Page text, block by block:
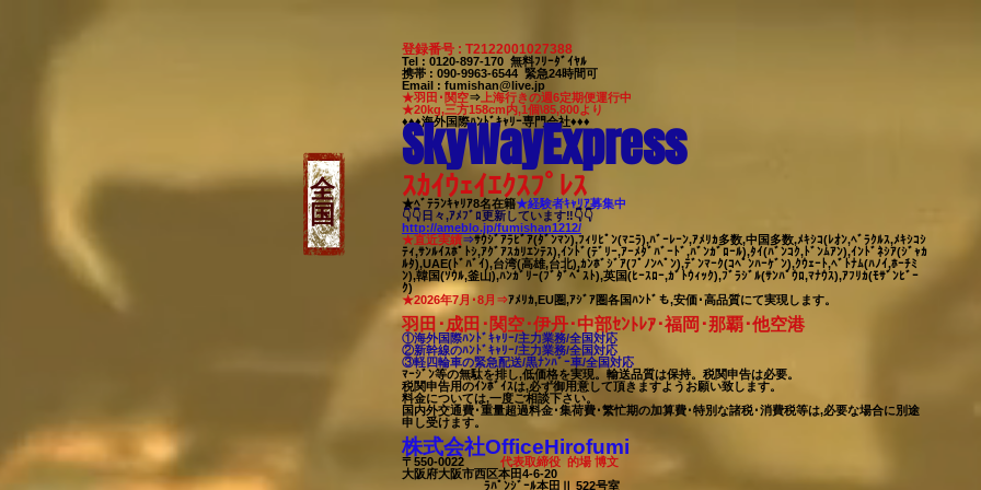
全
国
登録番号 : T2122001027388
Tel : 0120-897-170 無料ﾌﾘｰﾀﾞｲﾔﾙ
携帯 : 090-9963-6544 緊急24時間可
Email : fumishan@live.jp
★羽田･関空⇒ 上海行きの週6定期便運行中
★20kg,三方158cm内,1個\85,800より
♦♦♦海外国際ﾊﾝﾄﾞｷｬﾘｰ専門会社♦♦♦
SkyWayExpress
ｽｶｲｳｪｲｴｸｽﾌﾟﾚｽ
★ﾍﾞﾃﾗﾝｷｬﾘｱ8名在籍★​経験者ｷｬﾘｱ募集中
👇👇日々,ｱﾒﾌﾞﾛ更新しています‼👇👇
http://ameblo.jp/fumishan1212/
★直近実績⇒ｻｳｼﾞｱﾗﾋﾞｱ(ﾀﾞﾝﾏﾝ),ﾌｨﾘﾋﾟﾝ(ﾏﾆﾗ),ﾊﾞｰﾚｰﾝ,ｱﾒﾘｶ多数,中国多数,ﾒｷｼｺ(ﾚｵﾝ,ﾍﾞﾗｸﾙｽ,ﾒｷｼｺｼ
ﾃｨ,ｻﾝﾙｲｽﾎﾟﾄｼ,ｱｸﾞｱｽｶﾘｴﾝﾃｽ),ｲﾝﾄﾞ(ﾃﾞﾘｰ,ｱｰﾒﾀﾞﾊﾞｰﾄﾞ,ﾊﾞﾝｶﾞﾛｰﾙ),ﾀｲ(ﾊﾞﾝｺｸ,ﾄﾞﾝﾑｱﾝ),ｲﾝﾄﾞﾈｼｱ(ｼﾞｬｶ
ﾙﾀ),UAE(ﾄﾞﾊﾞｲ),台湾(高雄,台北),ｶﾝﾎﾞｼﾞｱ(ﾌﾟﾉﾝﾍﾟﾝ),ﾃﾞﾝﾏｰｸ(ｺﾍﾟﾝﾊｰｹﾞﾝ),ｸｳｪｰﾄ,ﾍﾞﾄﾅﾑ(ﾊﾉｲ,ﾎｰﾁﾐ
ﾝ),韓国(ｿｳﾙ,釜山),ﾊﾝｶﾞﾘｰ(ﾌﾞﾀﾞﾍﾟｽﾄ),英国(ﾋｰｽﾛｰ,ｶﾞﾄｳｨｯｸ),ﾌﾞﾗｼﾞﾙ(ｻﾝﾊﾟｳﾛ,ﾏﾅｳｽ),ｱﾌﾘｶ(ﾓｻﾞﾝﾋﾞｰ
ｸ)
★2026年7月･8月⇒ｱﾒﾘｶ,EU圏,ｱｼﾞｱ圏各国ﾊﾝﾄﾞも,安価･高品質にて実現します。
羽田･成田･関空･伊丹･中部ｾﾝﾄﾚｱ･福岡･那覇･他空港
①海外国際ﾊﾝﾄﾞｷｬﾘｰ/主力業務/全国対応
②新幹線のﾊﾝﾄﾞｷｬﾘｰ/主力業務/全国対応
③軽四輪車の緊急配送/黒ﾅﾝﾊﾞｰ車/全国対応
ﾏｰｼﾞﾝ等の無駄を排し,低価格を実現。輸送品質は保持。税関申告は必要。
税関申告用のｲﾝﾎﾞｲｽは,必ず御用意して頂きますようお願い致します。
料金については,一度ご相談下さい。
国内外交通費･重量超過料金･集荷費･繁忙期の加算費･特別な諸税･消費税等は,必要な場合に別途
申し受けます。
株式会社OfficeHirofumi
〒550-0022 代表取締役 的場 博文
大阪府大阪市西区本田4-6-20
ﾗﾊﾟﾝｼﾞｰﾙ本田Ⅱ 522号室